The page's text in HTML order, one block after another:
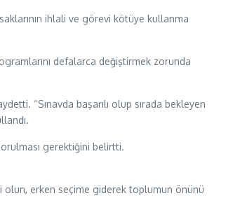
ihlali ve görevi kötüye kullanma
defalarca değiştirmek zorunda
“Sınavda başarılı olup sırada bekleyen
gerektiğini belirtti.
olun, erken seçime giderek toplumun önünü